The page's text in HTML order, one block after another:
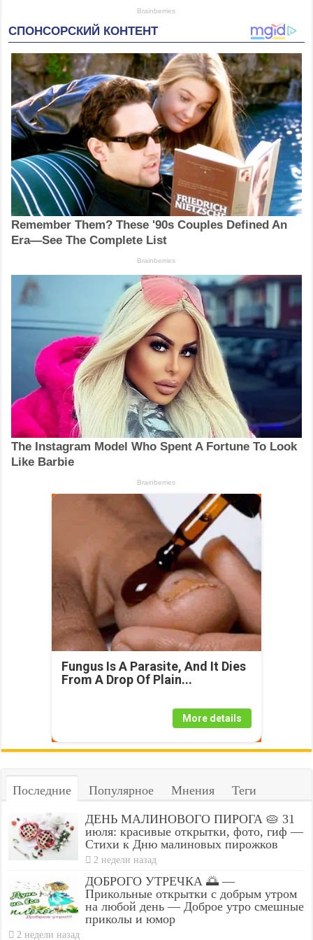
Fungus Is A Parasite, And It Dies
From A Drop Of Plain...
More details
Последние Популярное Мнения Теги
ДЕНЬ МАЛИНОВОГО ПИРОГА 🥧 31
июля: красивые открытки, фото, гиф —
Стихи к Дню малиновых пирожков
2 недели назад
ДОБРОГО УТРЕЧКА 🌅 —
Прикольные открытки с добрым утром
на любой день — Доброе утро смешные
приколы и юмор
2 недели назад